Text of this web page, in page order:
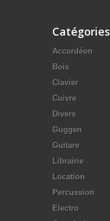
Catégories
Accordéon
Bois
Clavier
Cuivre
Divers
Guggen
Guitare
Librairie
Location
Percussion
Electro